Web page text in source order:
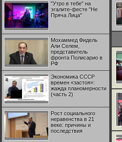
"Утро в тебе" на
эгалите-фесте "Не
Пряча Лица"
Мохаммед Фидель
Али Селем,
представитель
фронта Полисарио в
РФ
Экономика СССР
времен «застоя»:
жажда планомерности
(часть 2)
Рост социального
неравенства в 21
веке: причины и
последствия